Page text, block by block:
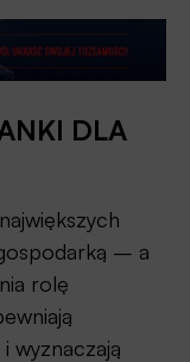
DLA
– a
rolę
wyznaczają